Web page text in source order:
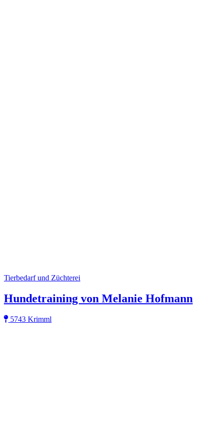
Tierbedarf und Züchterei
Hundetraining von Melanie Hofmann
5743 Krimml